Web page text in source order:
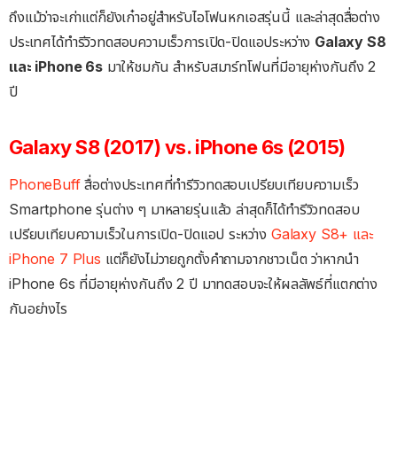
ถึงแม้ว่าจะเก่าแต่ก็ยังเก๋าอยู่สำหรับไอโฟนหกเอสรุ่นนี้ และล่าสุดสื่อต่าง
ประเทศได้ทำรีวิวทดสอบความเร็วการเปิด-ปิดแอประหว่าง Galaxy S8
และ iPhone 6sมาให้ชมกัน สำหรับสมาร์ทโฟนที่มีอายุห่างกันถึง 2
ปี
Galaxy S8 (2017) vs. iPhone 6s (2015)
PhoneBuffสื่อต่างประเทศที่ทำรีวิวทดสอบเปรียบเทียบความเร็ว
Smartphone รุ่นต่าง ๆ มาหลายรุ่นแล้ว ล่าสุดก็ได้ทำรีวิวทดสอบ
เปรียบเทียบความเร็วในการเปิด-ปิดแอป ระหว่าง Galaxy S8+ และ
iPhone 7 Plus แต่ก็ยังไม่วายถูกตั้งคำถามจากชาวเน็ต ว่าหากนำ
iPhone 6s ที่มีอายุห่างกันถึง 2 ปี มาทดสอบจะให้ผลลัพธ์ที่แตกต่าง
กันอย่างไร